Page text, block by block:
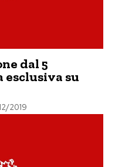
dal 5
su
2019